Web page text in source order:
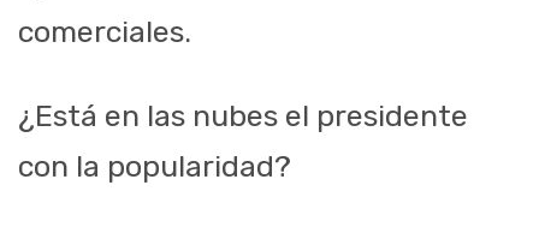
comerciales.
¿Está en las nubes el presidente
con la popularidad?